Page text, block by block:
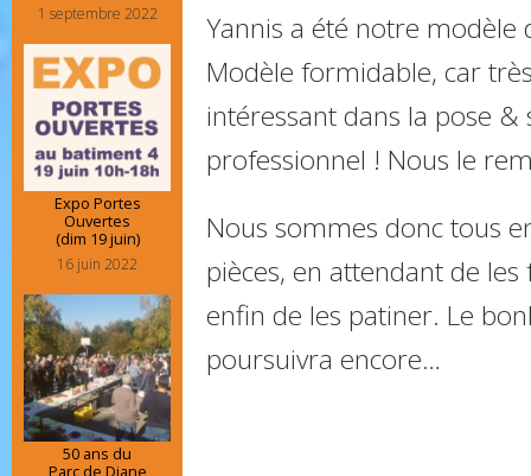
Yannis a été notre modèle
Modèle formidable, car
intéressant dans la pose
professionnel ! Nous le
Nous sommes donc tous
pièces, en attendant de
enfin de les patiner. Le
poursuivra encore…
1 septembre 2022
Expo Portes
Ouvertes
(dim 19 juin)
16 juin 2022
50 ans du
Parc de Diane